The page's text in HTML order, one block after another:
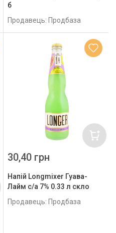
б
Продавець: Продбаза
Напій Longmixer Гуава-
Лайм с/а 7% 0.33 л скло
Продавець: Продбаза
30,40 грн